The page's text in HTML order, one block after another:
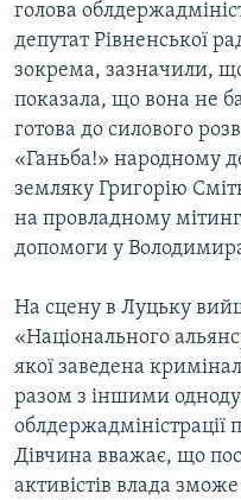
голова
депутат Рівненської
зокрема, зазначили,
показала, що вона не
готова до силового
«Ганьба!» народному
земляку Григорію
на провладному
допомоги у
На сцену в Луцьку
«Національного
якої заведена
разом з іншими
облдержадміністрації
Дівчина вважає, що
активістів влада